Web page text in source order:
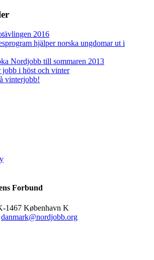
2016
hjälper norska ungdomar ut i
Nordjobb till sommaren 2013
i höst och vinter
vinterjobb!
Forbund
1467 København K
danmark@nordjobb.org